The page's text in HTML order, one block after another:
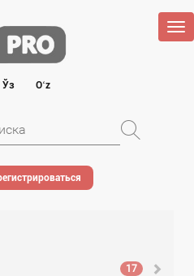
Ўз Oʻz
17